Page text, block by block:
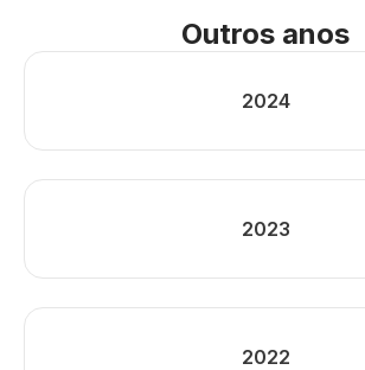
Outros anos
2024
2023
2022